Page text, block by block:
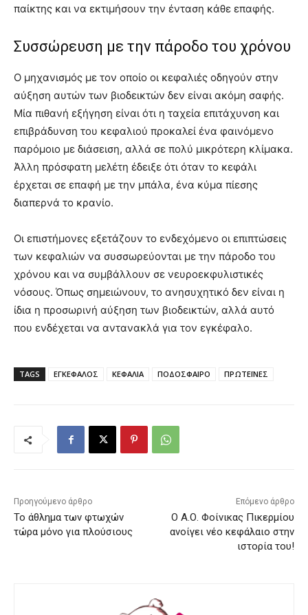
παίκτης και να εκτιμήσουν την ένταση κάθε επαφής.
Συσσώρευση με την πάροδο του χρόνου
Ο μηχανισμός με τον οποίο οι κεφαλιές οδηγούν στην
αύξηση αυτών των βιοδεικτών δεν είναι ακόμη σαφής.
Μία πιθανή εξήγηση είναι ότι η ταχεία επιτάχυνση και
επιβράδυνση του κεφαλιού προκαλεί ένα φαινόμενο
παρόμοιο με διάσειση, αλλά σε πολύ μικρότερη κλίμακα.
Άλλη πρόσφατη μελέτη έδειξε ότι όταν το κεφάλι
έρχεται σε επαφή με την μπάλα, ένα κύμα πίεσης
διαπερνά το κρανίο.
Οι επιστήμονες εξετάζουν το ενδεχόμενο οι επιπτώσεις
των κεφαλιών να συσσωρεύονται με την πάροδο του
χρόνου και να συμβάλλουν σε νευροεκφυλιστικές
νόσους. Όπως σημειώνουν, το ανησυχητικό δεν είναι η
ίδια η προσωρινή αύξηση των βιοδεικτών, αλλά αυτό
που ενδέχεται να αντανακλά για τον εγκέφαλο.
TAGS ΕΓΚΕΦΑΛΟΣ ΚΕΦΑΛΙΑ ΠΟΔΟΣΦΑΙΡΟ ΠΡΩΤΕΪΝΕΣ
Προηγούμενο άρθρο
Το άθλημα των φτωχών
τώρα μόνο για πλούσιους
Επόμενο άρθρο
Ο Α.Ο. Φοίνικας Πικερμίου
ανοίγει νέο κεφάλαιο στην
ιστορία του!